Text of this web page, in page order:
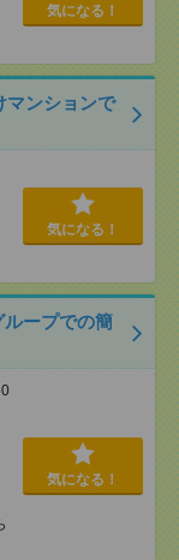
気になる！
マンションで
気になる！
ープでの簡
気になる！